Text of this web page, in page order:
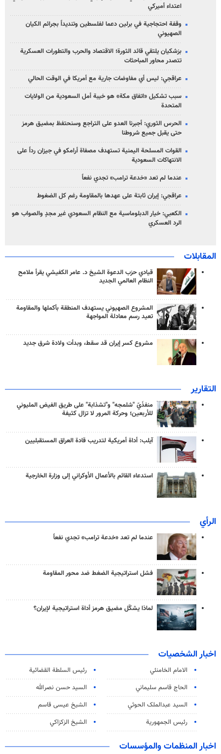
اعتداء أميركي
وقفة احتجاجية في برلين دعما لفلسطين وتنديداً بجرائم الكيان
الصهیوني
بزشكيان يلتقي قائد الثورة؛ الاقتصاد والحرب والتطورات العسكرية
تتصدر محاور المباحثات
عراقجي: ليس أي مفاوضات جارية مع أمريكا في الوقت الحالي
سبب تشكيل «اتفاق مكة» هو خيبة أمل السعودية من الولايات
المتحدة
الحرس الثوري: أجبرنا العدو على التراجع وسنحتفظ بمضيق هرمز
حتى يقبل جميع شروطنا
القوات المسلحة اليمنية تستهدف مصفاة أرامكو في جيزان رداً على
الانتهاكات السعودية
عندما لم تعد «خدعة ترامب» تجدي نفعاً
عراقجي: إيران ثابتة على عهدها بالمقاومة رغم كل الضغوط
الكعبي: خيار الدبلوماسية مع النظام السعودي غير مجدٍ والصواب هو
الرد العسكري
المقابلات
قيادي حزب الدعوة الشيخ د. عامر الكفيشي يقرأ ملامح
النظام العالمي الجديد
المشروع الصهيوني يستهدف المنطقة بأكملها والمقاومة
تعيد رسم معادلة المواجهة
مشروع كسر إيران قد سقط، وبدأت ولادة شرق جديد
التقارير
منفذَيّ "شلمجه" و"تشذابة" على طريق الفيض المليوني
للأربعين؛ وحركة المرور لا تزال كثيفة
آيلب: أداة أمريكية لتدريب قادة العراق المستقبليين
استدعاء القائم بالأعمال الأوكراني إلى وزارة الخارجية
الرأي
عندما لم تعد «خدعة ترامب» تجدي نفعاً
فشل استراتيجية الضغط ضد محور المقاومة
لماذا يشكّل مضيق هرمز أداة استراتيجية لإيران؟
اخبار الشخصيات
الامام الخامنئي
رئیس السلطة القضائیة
الحاج قاسم سليماني
السيد حسن نصرالله
السید عبدالملک الحوثي
الشيخ عيسى قاسم
رئيس الجمهورية
الشيخ الزكزاكي
اخبار المنظمات والمؤسسات